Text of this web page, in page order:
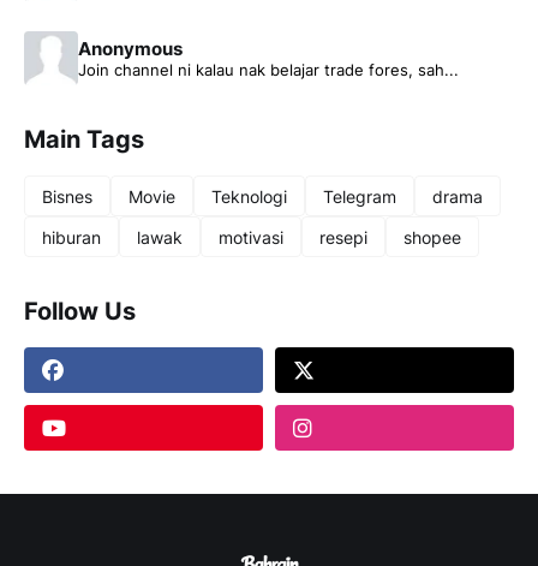
Anonymous
Join channel ni kalau nak belajar trade fores, sah...
Main Tags
Bisnes Movie Teknologi Telegram
drama
hiburan
lawak motivasi resepi shopee
Follow Us